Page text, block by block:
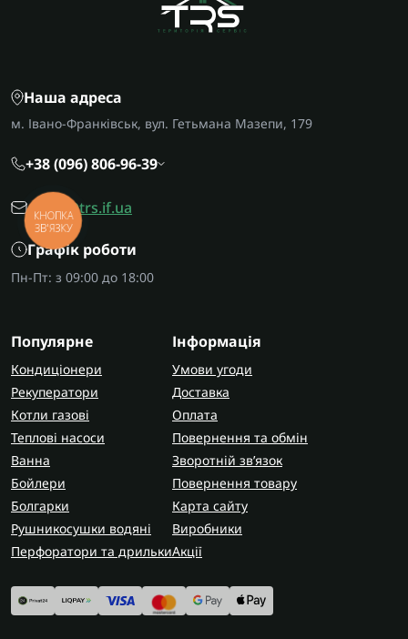
Наша адреса
м. Івано-Франківськ, вул. Гетьмана Мазепи, 179
+38 (096) 806-96-39
office@trs.if.ua
Графік роботи
Пн-Пт: з 09:00 до 18:00
Популярне
Кондиціонери
Рекуператори
Котли газові
Теплові насоси
Ванна
Бойлери
Болгарки
Рушникосушки водяні
Перфоратори та дрильки
Інформація
Умови угоди
Доставка
Оплата
Повернення та обмін
Зворотній зв’язок
Повернення товару
Карта сайту
Виробники
Акції
КНОПКА
ЗВ'ЯЗКУ